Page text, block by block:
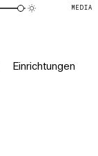
MEDIA
Einrichtungen